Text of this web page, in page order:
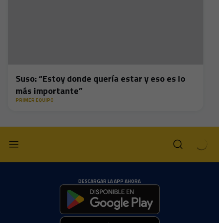
Suso: “Estoy donde quería estar y eso es lo
más importante”
PRIMER EQUIPO
DESCARGAR LA APP AHORA